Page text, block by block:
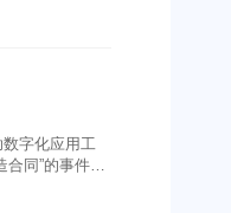
字化应用工
同”的事件发